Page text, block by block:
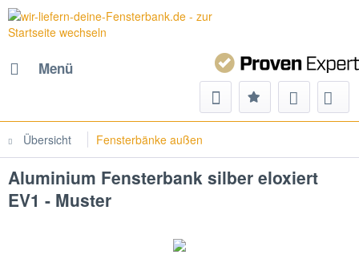
Menü
Übersicht Fensterbänke außen
Aluminium Fensterbank silber eloxiert
EV1 - Muster